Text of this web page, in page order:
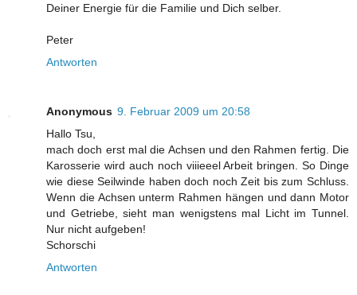
Deiner Energie für die Familie und Dich selber.
Peter
Antworten
Anonymous 9. Februar 2009 um 20:58
Hallo Tsu,
mach doch erst mal die Achsen und den Rahmen fertig. Die
Karosserie wird auch noch viiieeel Arbeit bringen. So Dinge
wie diese Seilwinde haben doch noch Zeit bis zum Schluss.
Wenn die Achsen unterm Rahmen hängen und dann Motor
und Getriebe, sieht man wenigstens mal Licht im Tunnel.
Nur nicht aufgeben!
Schorschi
Antworten